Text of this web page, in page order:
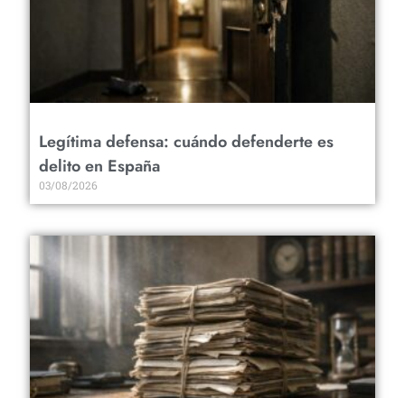
Legítima defensa: cuándo defenderte es
delito en España
03/08/2026